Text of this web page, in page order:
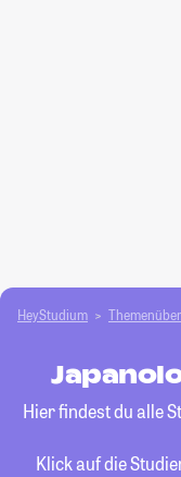
HeyStudium
Hier findest du alle
Klick auf die